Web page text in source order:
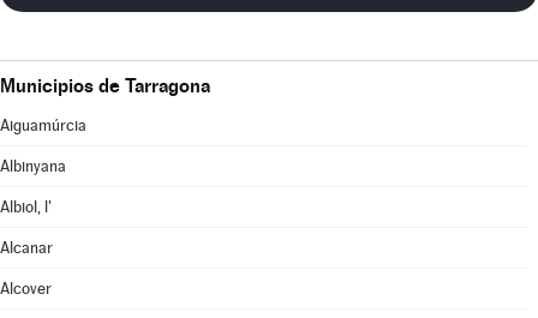
Municipios de Tarragona
Aiguamúrcia
Albinyana
Albiol, l'
Alcanar
Alcover